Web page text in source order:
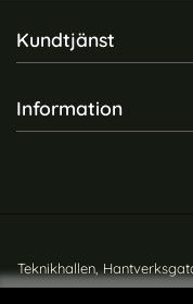
Sidfot Blandad
Kundtjänst
Information
Teknikhallen,